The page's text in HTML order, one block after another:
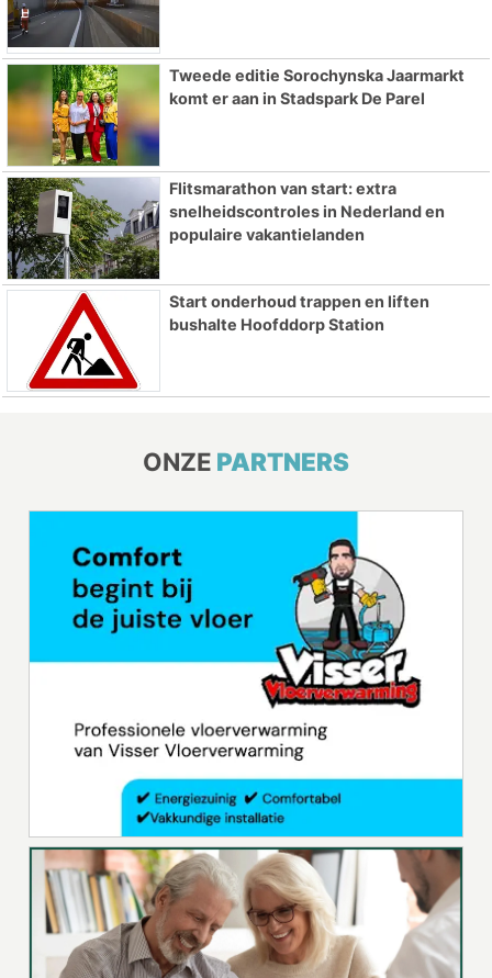
Tweede editie Sorochynska Jaarmarkt
komt er aan in Stadspark De Parel
Flitsmarathon van start: extra
snelheidscontroles in Nederland en
populaire vakantielanden
Start onderhoud trappen en liften
bushalte Hoofddorp Station
ONZE PARTNERS